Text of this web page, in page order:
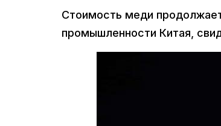
Стоимость меди
промышленности Китая,